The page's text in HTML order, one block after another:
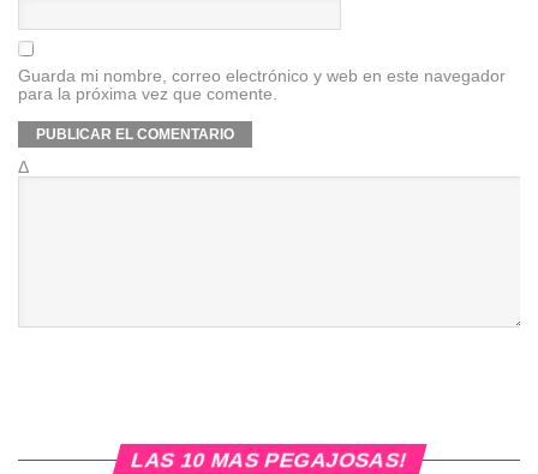
Guarda mi nombre, correo electrónico y web en este navegador
para la próxima vez que comente.
Δ
LAS 10 MAS PEGAJOSAS!